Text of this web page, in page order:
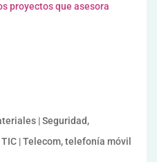
proyectos que asesora
| Seguridad,
| Telecom, telefonía móvil